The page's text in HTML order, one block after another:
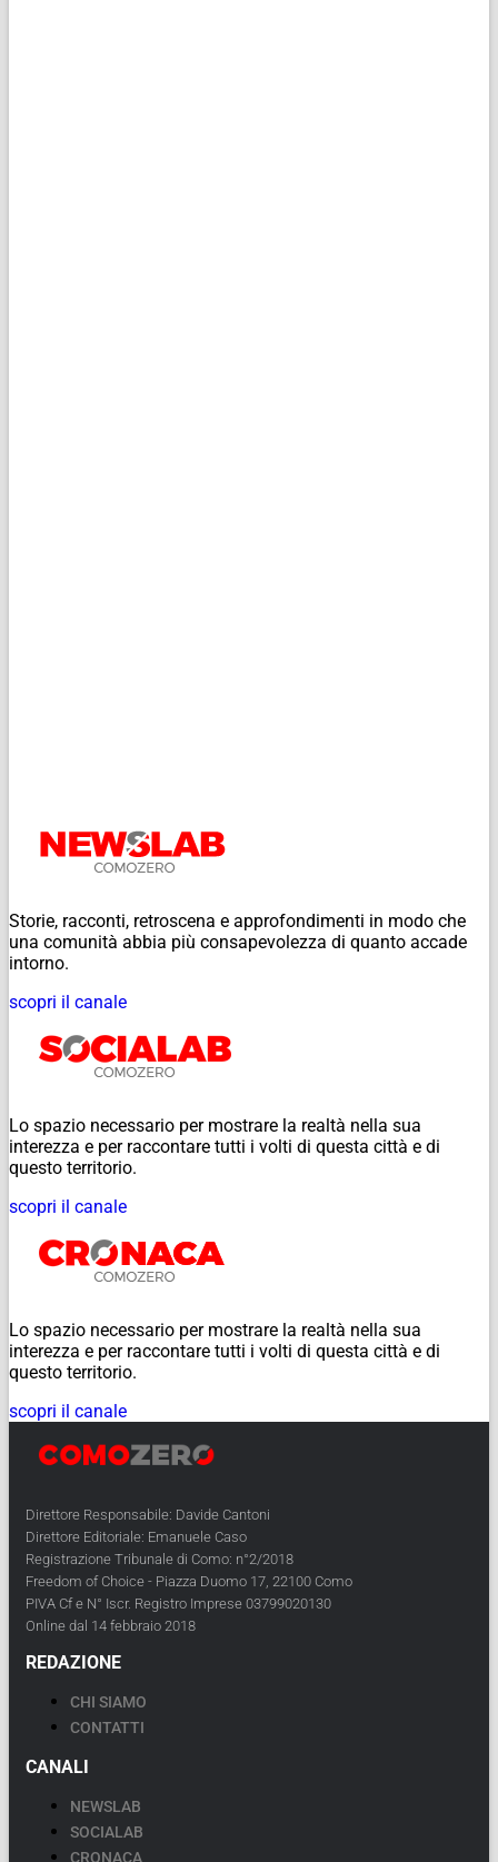
Storie, racconti, retroscena e approfondimenti in modo che
una comunità abbia più consapevolezza di quanto accade
intorno.
scopri il canale
Lo spazio necessario per mostrare la realtà nella sua
interezza e per raccontare tutti i volti di questa città e di
questo territorio.
scopri il canale
Lo spazio necessario per mostrare la realtà nella sua
interezza e per raccontare tutti i volti di questa città e di
questo territorio.
scopri il canale
Direttore Responsabile: Davide Cantoni
Direttore Editoriale: Emanuele Caso
Registrazione Tribunale di Como: n°2/2018
Freedom of Choice - Piazza Duomo 17, 22100 Como
PIVA Cf e N° Iscr. Registro Imprese 03799020130
Online dal 14 febbraio 2018
REDAZIONE
CHI SIAMO
CONTATTI
CANALI
NEWSLAB
SOCIALAB
CRONACA